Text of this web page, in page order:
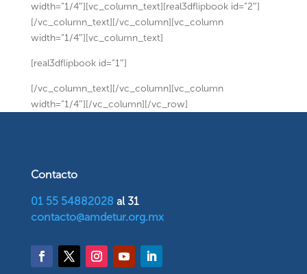
width=”1/4″][vc_column_text][real3dflipbook id=”2″]
[/vc_column_text][/vc_column][vc_column
width=”1/4″][vc_column_text]
[real3dflipbook id=”1″]
[/vc_column_text][/vc_column][vc_column
width=”1/4″][/vc_column][/vc_row]
Contacto
01 55 54882028 al 31
contacto@amdetur.org.mx